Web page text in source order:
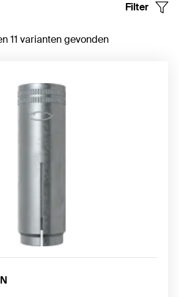
Filter
11 varianten gevonden